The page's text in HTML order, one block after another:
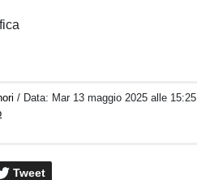
/ Data: Mar 13 maggio 2025 alle 15:25
Tweet